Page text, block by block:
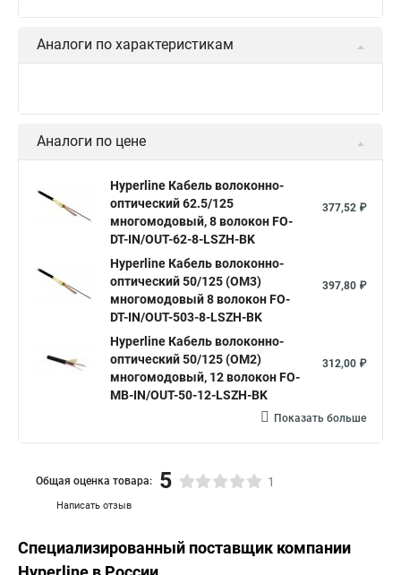
Аналоги по характеристикам
Аналоги по цене
Hyperline Кабель волоконно-
оптический 62.5/125
многомодовый, 8 волокон FO-
DT-IN/OUT-62-8-LSZH-BK
377,52 ₽
Hyperline Кабель волоконно-
оптический 50/125 (OM3)
многомодовый 8 волокон FO-
DT-IN/OUT-503-8-LSZH-BK
397,80 ₽
Hyperline Кабель волоконно-
оптический 50/125 (OM2)
многомодовый, 12 волокон FO-
MB-IN/OUT-50-12-LSZH-BK
312,00 ₽
Показать больше
Написать отзыв
Общая оценка товара: 5 1
Специализированный поставщик компании